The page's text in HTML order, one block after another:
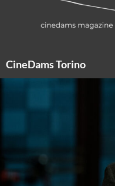
CineDams Torino